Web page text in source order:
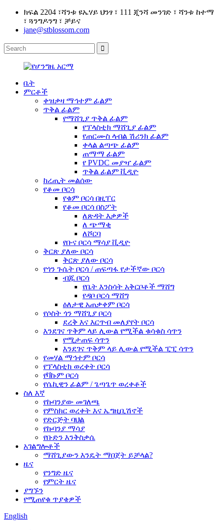
ክፍል 2204 ፣ሻንቱ ዩኤሃይ ህንፃ ፣ 111 ጂንሻ መንገድ ፣ ሻንቱ ከተማ
፣ ጓንግዶንግ ፣ ቻይና
jane@stblossom.com
ቤት
ምርቶች
ቀዝቃዛ ማኅተም ፊልም
ጥቅል ፊልም
የማሸጊያ ጥቅል ፊልም
የፕላስቲክ ማሸጊያ ፊልም
የጠርሙስ ላብል ሽሪንክ ፊልም
ቀላል ልጣጭ ፊልም
ጠማማ ፊልም
የ PVDC መያዣ ፊልም
ጥቅል ፊልም ቪዲዮ
ከረጢት መልሰው
የቆመ ቦርሳ
የቁም ቦርሳ በዚፐር
የቆመ ቦርሳ በስፖት
ለጽዳት እቃዎች
ለ ጭማቂ
ለሾርባ
የቡና ቦርሳ ማሳያ ቪዲዮ
ቅርጽ ያለው ቦርሳ
ቅርጽ ያለው ቦርሳ
የጎን ጉሴት ቦርሳ / ጠፍጣፋ የታችኛው ቦርሳ
ብጁ ቦርሳ
የቤት እንስሳት አቅርቦቶች ማሸግ
የዳቦ ቦርሳ ማሸግ
ዕለታዊ አጠቃቀም ቦርሳ
የሶስት ጎን ማሸጊያ ቦርሳ
ደረቅ እና እርጥብ መለያየት ቦርሳ
እንደገና ጥቅም ላይ ሊውል የሚችል ቁሳቁስ ሳጥን
የሚታጠፍ ሳጥን
እንደገና ጥቅም ላይ ሊውል የሚችል ፒፒ ሳጥን
የመሃል ማኅተም ቦርሳ
የፕላስቲክ ወረቀት ቦርሳ
የቫኩም ቦርሳ
የሴኪዊን ፊልም / ጌጣጌጥ ወረቀቶች
ስለ እኛ
የኩባንያው መገለጫ
የምስክር ወረቀት እና ኤግዚቢሽኖች
የድርጅት ባህል
የኩባንያ ማሳያ
የቡድን እንቅስቃሴ
አገልግሎቶች
ማሸጊያውን እንዴት ማበጀት ይቻላል?
ዜና
የንግድ ዜና
የምርት ዜና
ያግኙን
የሚጠየቁ ጥያቄዎች
English